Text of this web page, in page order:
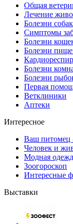
Общая
Лечение
Болезни собак
Симптомы
Болезни
Болезни
Болезни
Болезни
Первая
Ветклиники
Аптеки
Интересное
Ваш питомец
Человек и
Модная
Зоогороскоп
Интересные
Выставки